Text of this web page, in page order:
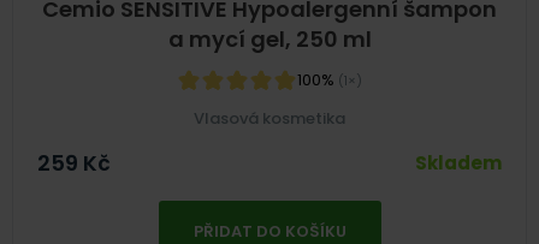
Cemio SENSITIVE Hypoalergenní šampon
a mycí gel, 250 ml
100% (1×)
Vlasová kosmetika
259 Kč Skladem
PŘIDAT DO KOŠÍKU